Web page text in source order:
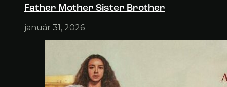
Father Mother Sister Brother
január 31, 2026